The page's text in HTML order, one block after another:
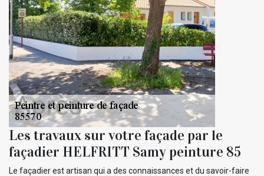
Les travaux sur votre façade par le
façadier HELFRITT Samy peinture 85
Le façadier est artisan qui a des connaissances et du savoir-faire